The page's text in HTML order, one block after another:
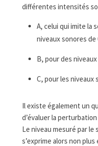
différentes intensités
A, celui qui imite la
niveaux sonores de
B, pour des
C, pour les niveaux
Il existe également un
d’évaluer la
Le niveau mesuré par
s’exprime alors non